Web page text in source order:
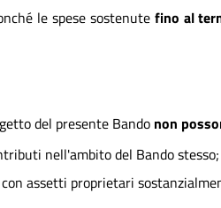
le spese sostenute fino al
del presente Bando non
nell'ambito del Bando stesso;
assetti proprietari